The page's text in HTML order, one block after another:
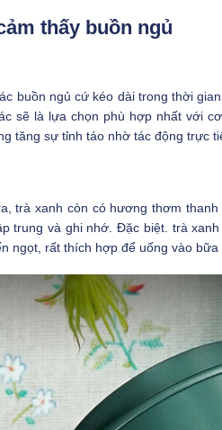
thấy buồn ngủ
buồn ngủ cứ kéo dài trong thời
sẽ là lựa chọn phù hợp nhất với
tăng sự tỉnh táo nhờ tác động trực
trà xanh còn có hương thơm
trung và ghi nhớ. Đặc biệt. trà
ngọt, rất thích hợp để uống vào